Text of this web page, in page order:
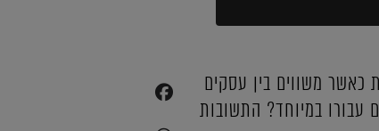
כאשר משווים בין עסקים
עבורו במיוחד? התשובות